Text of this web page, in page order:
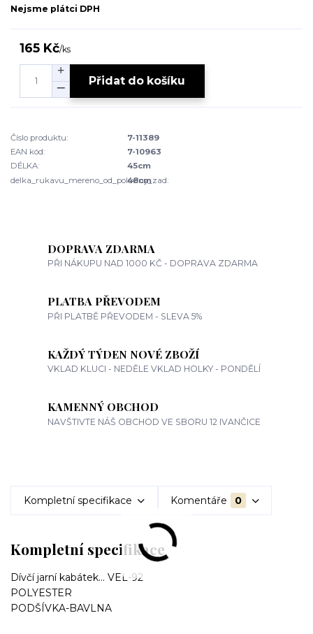
Nejsme plátci DPH
165 Kč/ks
Přidat do košíku
Číslo produktu:
7-11389
EAN kód:
7-10963
DÉLKA:
45cm
delka_rukavu_mereno_od_poloviny_zad:
48cm
DOPRAVA ZDARMA
PŘI NÁKUPU NAD 1000 KČ - DOPRAVA ZDARMA
PLATBA PŘEVODEM
PŘI PLATBĚ PŘEVODEM - SLEVA 5%
KAŽDÝ TÝDEN NOVÉ ZBOŽÍ
VKLAD KLUCI - NEDĚLE VKLAD HOLKY - PONDĚLÍ
KAMENNÝ OBCHOD
NAVŠTIVTE NÁŠ OBCHOD VE SBORU 12 IVANČICE
Kompletní specifikace Komentáře 0
Kompletní specifikace
Dívčí jarní kabátek... VEL-92
POLYESTER
PODŠÍVKA-BAVLNA